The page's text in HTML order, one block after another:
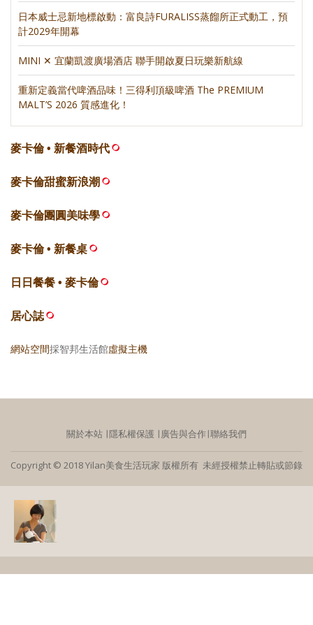
日本威士忌新地標啟動：富良詩FURALISS蒸餾所正式動工，預
計2029年開幕
MINI ✕ 宜蘭凱渡廣場酒店 聯手開啟夏日玩樂新航線
重新定義當代啤酒品味！三得利頂級啤酒 The PREMIUM
MALT’S 2026 質感進化！
麥卡倫 • 新餐酒時代
麥卡倫甜蜜新浪潮
麥卡倫團圓美味學
麥卡倫 • 新餐桌
日日餐餐 • 麥卡倫
居心誌
網站空間採智邦生活館虛擬主機
關於本站 ∣隱私權保護 ∣廣告與合作∣聯絡我們
Copyright © 2018 Yilan美食生活玩家 版權所有 未經授權禁止轉貼或節錄